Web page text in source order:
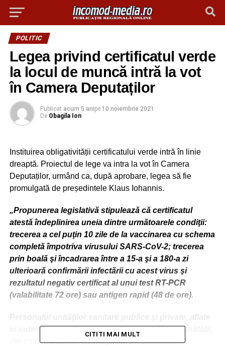
POLITIC
Legea privind certificatul verde
la locul de muncă intră la vot
în Camera Deputaților
Publicat acum 5 anipe 10 noiembrie 2021
De Obagila Ion
Instituirea obligativității certificatului verde intră în linie
dreaptă. Proiectul de lege va intra la vot în Camera
Deputaților, urmând ca, după aprobare, legea să fie
promulgată de președintele Klaus Iohannis.
„Propunerea legislativă stipulează că certificatul
atestă îndeplinirea uneia dintre următoarele condiţii:
trecerea a cel puţin 10 zile de la vaccinarea cu schema
completă împotriva virusului SARS-CoV-2; trecerea
prin boală şi încadrarea între a 15-a şi a 180-a zi
ulterioară confirmării infectării cu acest virus şi
rezultatul negativ certificat al unui test RT-PCR
(valabilitate 72 ore) sau antigen rapid (48 de ore).
în subordinea sau coordonarea Ministerului Sănătăţii,
din cadrul Caselor de Asigurări de Sănătate,
CITITI MAI MULT